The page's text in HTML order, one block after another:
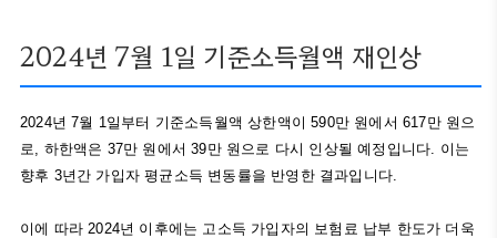
2024년 7월 1일 기준소득월액 재인상
2024년 7월 1일부터 기준소득월액 상한액이 590만 원에서 617만 원으
로, 하한액은 37만 원에서 39만 원으로 다시 인상될 예정입니다. 이는
향후 3년간 가입자 평균소득 변동률을 반영한 결과입니다.
이에 따라 2024년 이후에는 고소득 가입자의 보험료 납부 한도가 더욱